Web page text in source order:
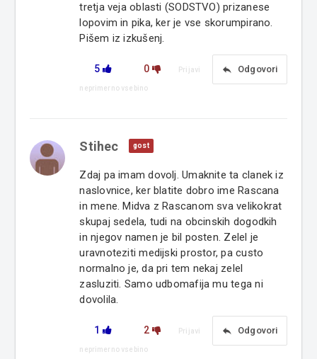
tretja veja oblasti (SODSTVO) prizanese
lopovim in pika, ker je vse skorumpirano.
Pišem iz izkušenj.
5 0 reply Odgovori
Prijavi
neprimerno vsebino
Stihec gost
Zdaj pa imam dovolj. Umaknite ta clanek iz
naslovnice, ker blatite dobro ime Rascana
in mene. Midva z Rascanom sva velikokrat
skupaj sedela, tudi na obcinskih dogodkih
in njegov namen je bil posten. Zelel je
uravnoteziti medijski prostor, pa custo
normalno je, da pri tem nekaj zelel
zasluziti. Samo udbomafija mu tega ni
dovolila.
1 2 reply Odgovori
Prijavi
neprimerno vsebino